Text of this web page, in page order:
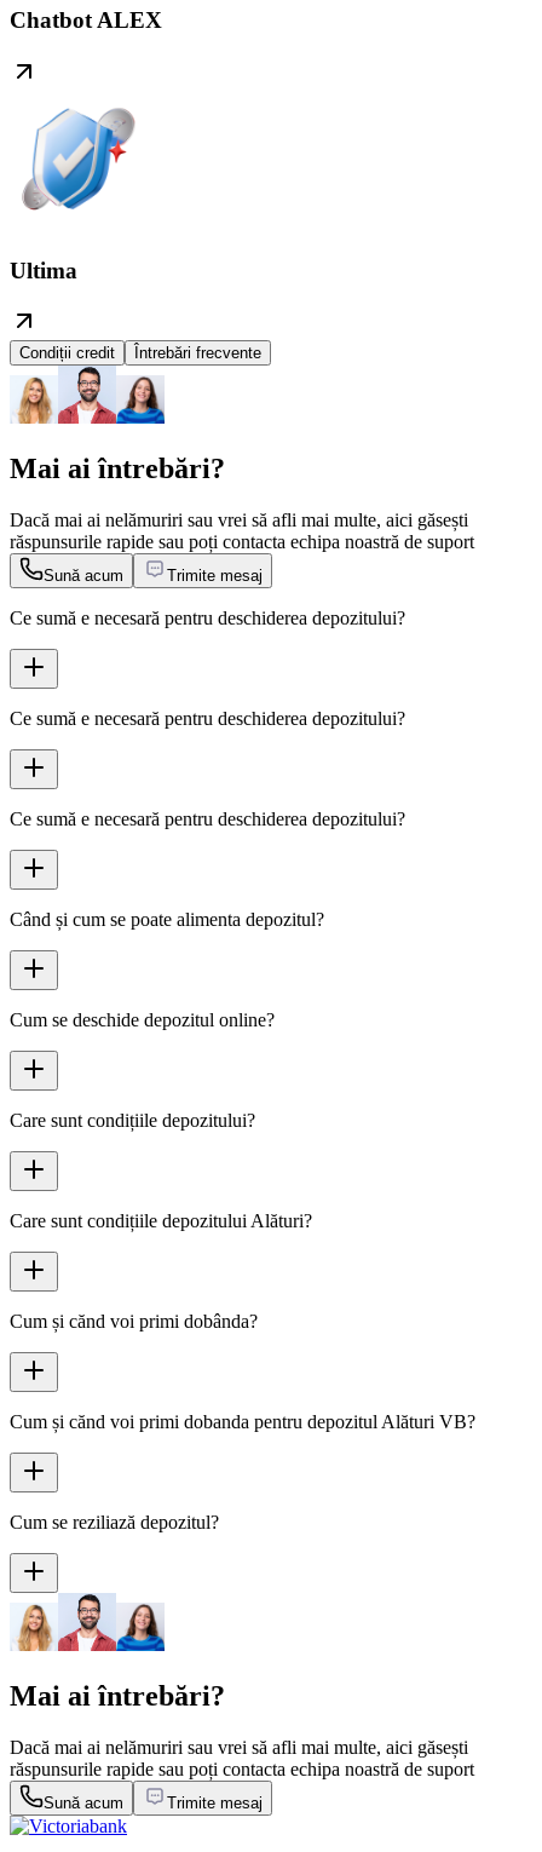
Chatbot ALEX
Ultima
Condiții credit Întrebări frecvente
Mai ai întrebări?
Dacă mai ai nelămuriri sau vrei să afli mai multe, aici găsești
răspunsurile rapide sau poți contacta echipa noastră de suport
Sună acum Trimite mesaj
Ce sumă e necesară pentru deschiderea depozitului?
Ce sumă e necesară pentru deschiderea depozitului?
Ce sumă e necesară pentru deschiderea depozitului?
Când și cum se poate alimenta depozitul?
Cum se deschide depozitul online?
Care sunt condițiile depozitului?
Care sunt condițiile depozitului Alături?
Cum și cănd voi primi dobânda?
Cum și cănd voi primi dobanda pentru depozitul Alături VB?
Cum se reziliază depozitul?
Mai ai întrebări?
Dacă mai ai nelămuriri sau vrei să afli mai multe, aici găsești
răspunsurile rapide sau poți contacta echipa noastră de suport
Sună acum Trimite mesaj